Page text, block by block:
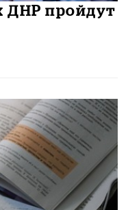
ДНР пройдут